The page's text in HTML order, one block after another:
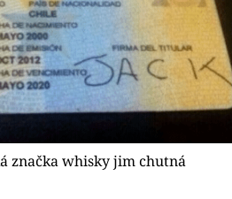
značka whisky jim chutná